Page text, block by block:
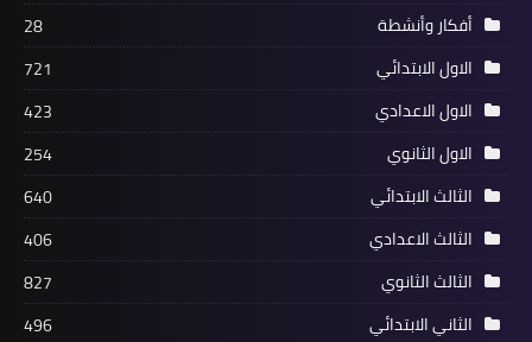
أفكار وأنشطة
28
الاول الابتدائي
721
الاول الاعدادي
423
الاول الثانوي
254
الثالث الابتدائي
640
الثالث الاعدادي
406
الثالث الثانوي
827
الثاني الابتدائي
496